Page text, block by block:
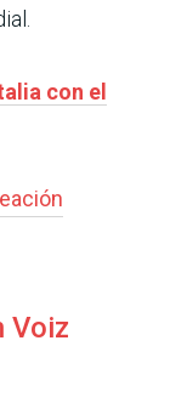
con el
Voiz